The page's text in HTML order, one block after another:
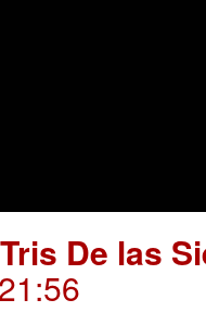
De las